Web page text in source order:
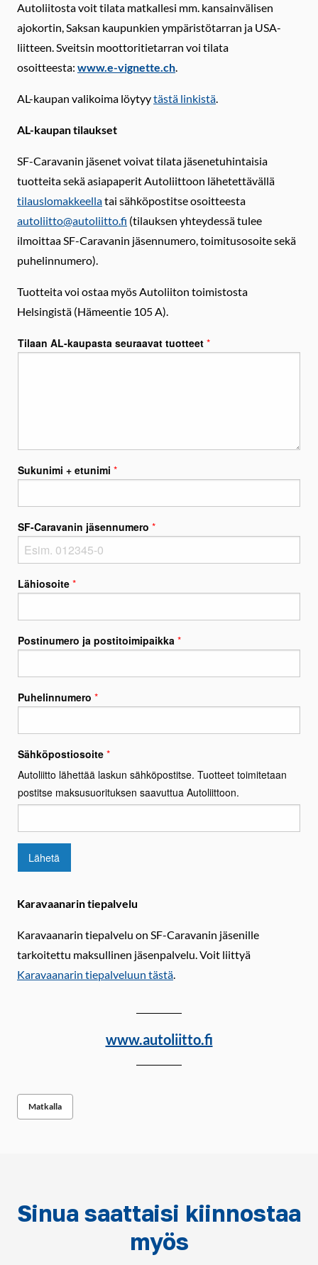
Autoliitosta voit tilata matkallesi mm. kansainvälisen
ajokortin, Saksan kaupunkien ympäristötarran ja USA-
liitteen. Sveitsin moottoritietarran voi tilata
osoitteesta: www.e-vignette.ch.
AL-kaupan valikoima löytyytästä linkistä.
AL-kaupan tilaukset
SF-Caravanin jäsenet voivat tilata jäsenetuhintaisia
tuotteita sekä asiapaperit Autoliittoon lähetettävällä
tilauslomakkeellatai sähköpostitse osoitteesta
autoliitto@autoliitto.fi (tilauksen yhteydessä tulee
ilmoittaa SF-Caravanin jäsennumero, toimitusosoite sekä
puhelinnumero).
Tuotteita voi ostaa myös Autoliiton toimistosta
Helsingistä (Hämeentie 105 A).
Karavaanarin tiepalvelu
Karavaanarin tiepalvelu on SF-Caravanin jäsenille
tarkoitettu maksullinen jäsenpalvelu. Voit liittyä
Karavaanarin tiepalveluun tästä
www.autoliitto.fi
Matkalla
Sinua saattaisi kiinnostaa
myös